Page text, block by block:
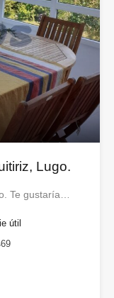
Lugo.
Te gustaría…
útil